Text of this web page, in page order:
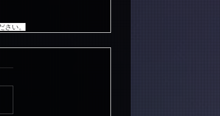
い。